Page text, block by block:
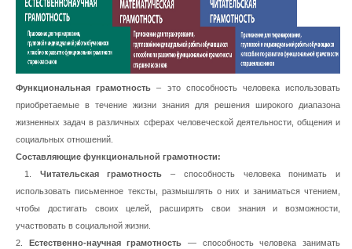
Функциональная грамотность – это способность человека использовать
приобретаемые в течение жизни знания для решения широкого диапазона
жизненных задач в различных сферах человеческой деятельности, общения и
социальных отношений.
Составляющие функциональной грамотности:
1. Читательская грамотность – способность человека понимать и
использовать письменное тексты, размышлять о них и заниматься чтением,
чтобы достигать своих целей, расширять свои знания и возможности,
участвовать в социальной жизни.
2. Естественно-научная грамотность— способность человека занимать